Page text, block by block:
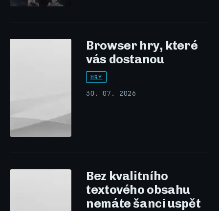
Browser hry, které
vás dostanou
HRY
30. 07. 2026
Bez kvalitního
textového obsahu
nemáte šanci uspět